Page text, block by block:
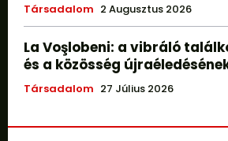
Társadalom 2 Augusztus 2026
La Voşlobeni: a vibráló
és a közösség
Társadalom 27 Július 2026